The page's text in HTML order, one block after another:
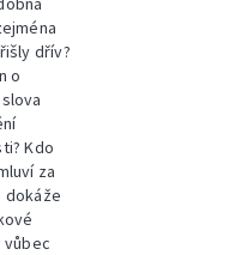
dřív?
o
Kdo
za
dokáže